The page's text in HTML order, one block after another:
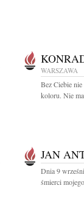
WARSZAWA
Bez Ciebie nie
koloru. Nie
JAN
Dnia 9
śmierci